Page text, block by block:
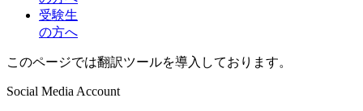
受験生
の方へ
このページでは翻訳ツールを導入しております。
Social Media Account